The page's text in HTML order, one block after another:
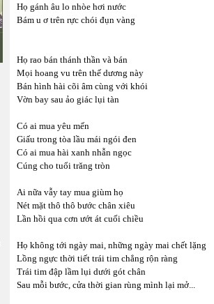
Họ gánh âu lo nhòe hơi nước
Bám u ơ trên rực chói đụn vàng
Họ rao bán thánh thần và bán
Mọi hoang vu trên thế dương này
Bán hình hài cõi âm cùng với khói
Vờn bay sau ảo giác lụi tàn
Có ai mua yêu mến
Giấu trong tòa lầu mái ngói đen
Có ai mua hài xanh nhẫn ngọc
Cúng cho tuổi trăng tròn
Ai nữa vẫy tay mua giùm họ
Nét mặt thô thô bước chân xiêu
Lần hồi qua cơn ướt át cuối chiều
Họ không tới ngày mai, những ngày mai chết lặng
Lồng ngực thời tiết trái tim chẳng rộn ràng
Trái tim đập lầm lụi dưới gót chân
Sau mỗi bước, cửa thời gian rùng mình lại mở...